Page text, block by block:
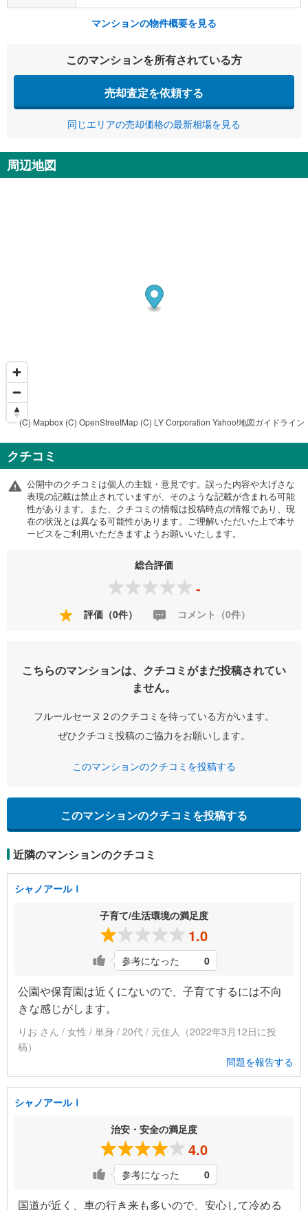
マンションの物件概要を見る
このマンションを所有されている方
売却査定を依頼する
同じエリアの売却価格の最新相場を見る
周辺地図
(C) Mapbox (C) OpenStreetMap (C) LY Corporation Yahoo!地図ガイドライン
クチコミ
公開中のクチコミは個人の主観・意見です。誤った内容や大げさな
表現の記載は禁止されていますが、そのような記載が含まれる可能
性があります。また、クチコミの情報は投稿時点の情報であり、現
在の状況とは異なる可能性があります。ご理解いただいた上で本サ
ービスをご利用いただきますようお願いいたします。
総合評価
-
評価（0件） コメント（0件）
こちらのマンションは、クチコミがまだ投稿されてい
ません。
フルールセーヌ２のクチコミを待っている方がいます。
ぜひクチコミ投稿のご協力をお願いします。
このマンションのクチコミを投稿する
このマンションのクチコミを投稿する
近隣のマンションのクチコミ
シャノアールⅠ
子育て/生活環境の満足度
1.0
参考になった 0
公園や保育園は近くにないので、子育てするには不向
きな感じがします。
りお さん / 女性 / 単身 / 20代 / 元住人（2022年3月12日に投
稿）
問題を報告する
シャノアールⅠ
治安・安全の満足度
4.0
参考になった 0
国道が近く、車の行き来も多いので、安心して冷める